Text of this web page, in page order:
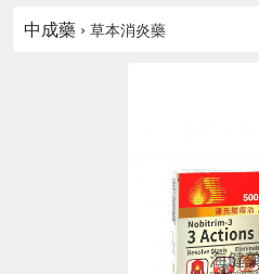
中成藥 › 草本消炎藥